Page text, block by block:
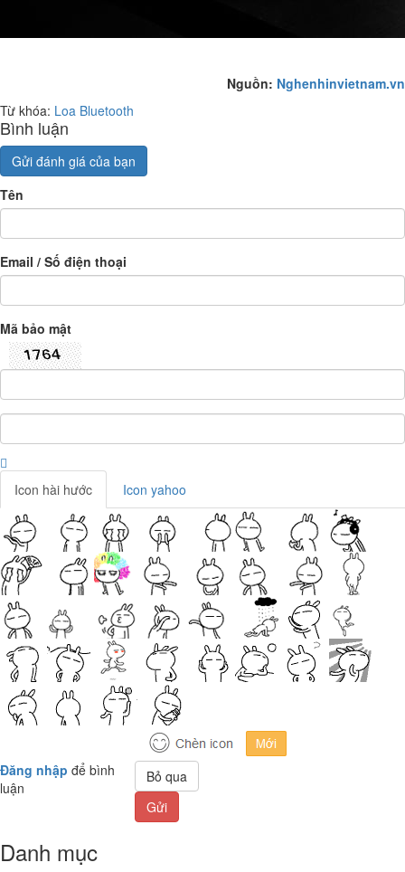
Nguồn: Nghenhinvietnam.vn
Từ khóa: Loa Bluetooth
Bình luận
Gửi đánh giá của bạn
Tên
Email / Số điện thoại
Mã bảo mật
Icon hài hước Icon yahoo
Đăng nhập để bình
luận
Bỏ qua
Gửi
Danh mục